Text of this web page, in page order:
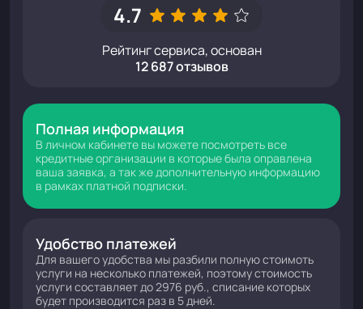
4.7
Рейтинг сервиса, основан
12 687 отзывов
Полная информация
В личном кабинете вы можете посмотреть все
кредитные организации в которые была оправлена
ваша заявка, а так же дополнительную информацию
в рамках платной подписки.
Удобство платежей
Для вашего удобства мы разбили полную стоимоть
услуги на несколько платежей, поэтому стоимость
услуги составляет до 2976 руб., списание которых
будет производится раз в 5 дней.